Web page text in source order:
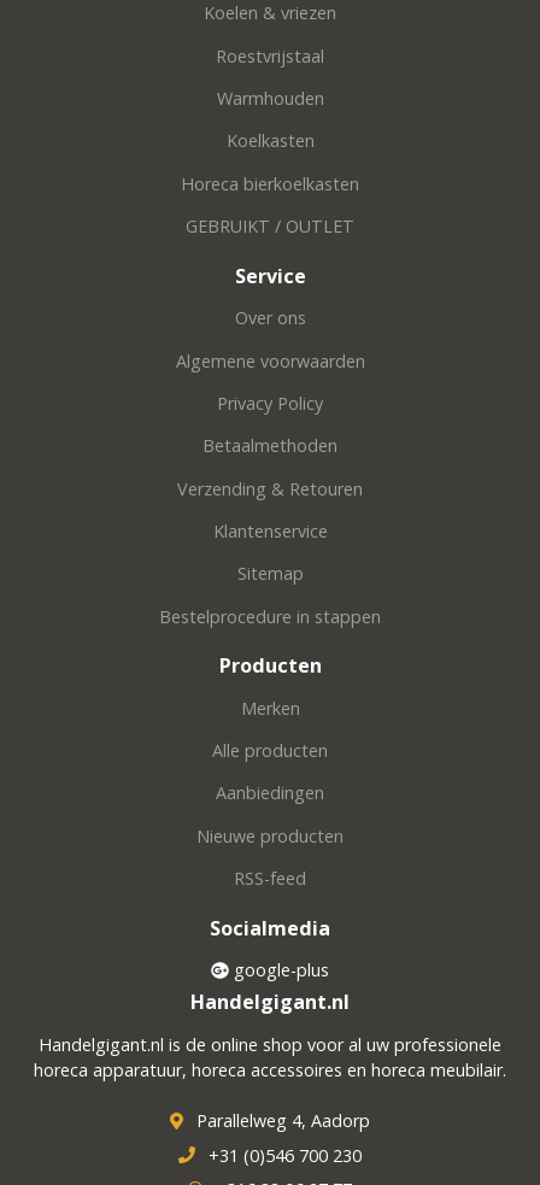
Koelen & vriezen
Roestvrijstaal
Warmhouden
Koelkasten
Horeca bierkoelkasten
GEBRUIKT / OUTLET
Service
Over ons
Algemene voorwaarden
Privacy Policy
Betaalmethoden
Verzending & Retouren
Klantenservice
Sitemap
Bestelprocedure in stappen
Producten
Merken
Alle producten
Aanbiedingen
Nieuwe producten
RSS-feed
Socialmedia
google-plus
Handelgigant.nl
Handelgigant.nl is de online shop voor al uw professionele
horeca apparatuur, horeca accessoires en horeca meubilair.
Parallelweg 4, Aadorp
+31 (0)546 700 230